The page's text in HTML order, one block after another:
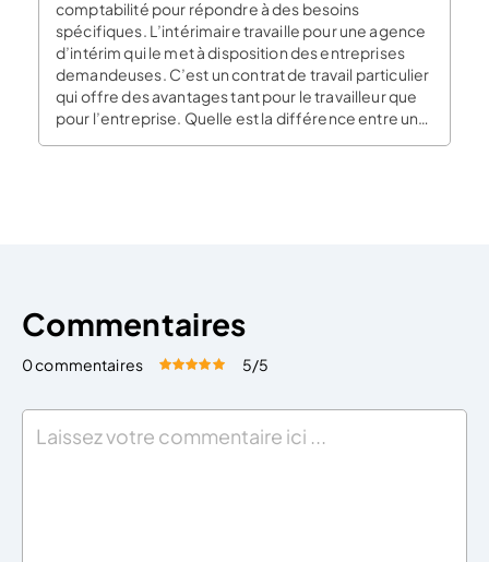
comptabilité pour répondre à des besoins
spécifiques. L’intérimaire travaille pour une agence
d’intérim qui le met à disposition des entreprises
demandeuses. C’est un contrat de travail particulier
qui offre des avantages tant pour le travailleur que
pour l’entreprise. Quelle est la différence entre un
Commentaires
0 commentaires Évaluez cet article:
5/5